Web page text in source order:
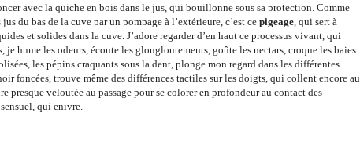
avec la quiche en bois dans le jus, qui bouillonne sous sa protection. Comme
du bas de la cuve par un pompage à l’extérieure, c’est ce pigeage , qui sert à
et solides dans la cuve. J’adore regarder d’en haut ce processus vivant, qui
je hume les odeurs, écoute les glougloutements, goûte les nectars, croque les baies
les pépins craquants sous la dent, plonge mon regard dans les différentes
foncées, trouve même des différences tactiles sur les doigts, qui collent encore au
presque veloutée au passage pour se colorer en profondeur au contact des
qui enivre.